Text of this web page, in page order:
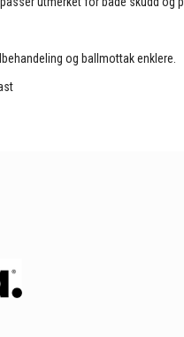
og ballmottak enklere.